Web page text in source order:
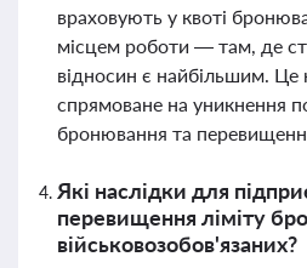
враховують у квоті
місцем роботи — там, де
відносин є найбільшим. Це
спрямоване на уникнення
бронювання та
Які наслідки для
перевищення ліміту
військовозобов'язаних?